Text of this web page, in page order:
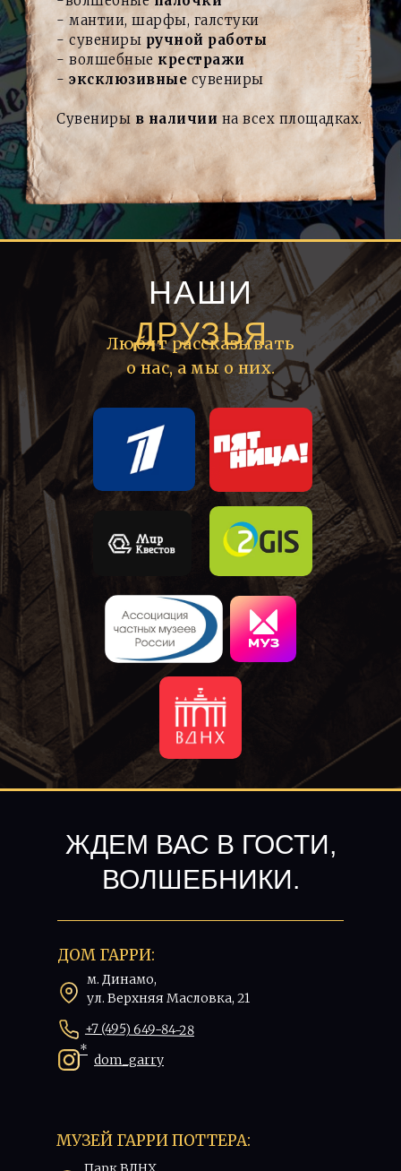
- мантии, шарфы, галстуки
- сувениры ручной работы
- волшебные крестражи
- эксклюзивныесувениры
Сувениры в наличии на всех площадках.
НАШИ
ДРУЗЬЯ
Любят рассказывать
о нас, а мы о них.
ЖДЕМ ВАС В ГОСТИ,
ВОЛШЕБНИКИ.
ДОМ ГАРРИ:
м. Динамо,
ул. Верхняя Масловка, 21
МУЗЕЙ ГАРРИ ПОТТЕРА:
+7 (495) 649-84-28
*
dom_garry